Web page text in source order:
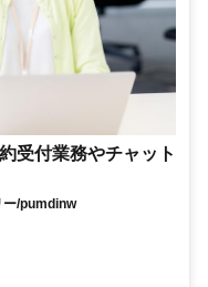
受付業務やチャット
ー/pumdinw